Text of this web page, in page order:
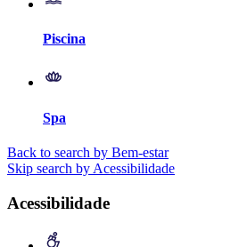
Piscina
Spa
Back to search by Bem-estar
Skip search by Acessibilidade
Acessibilidade